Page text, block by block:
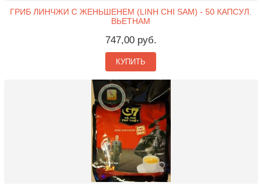
ГРИБ ЛИНЧЖИ С ЖЕНЬШЕНЕМ (LINH CHI SAM) - 50 КАПСУЛ.
ВЬЕТНАМ
747,00 руб.
КУПИТЬ